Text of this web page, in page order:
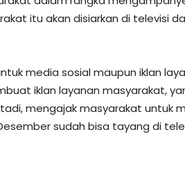
itu akan disiarkan di televisi
media sosial maupun iklan
iklan layanan masyarakat,
mengajak masyarakat untuk
sudah bisa tayang di